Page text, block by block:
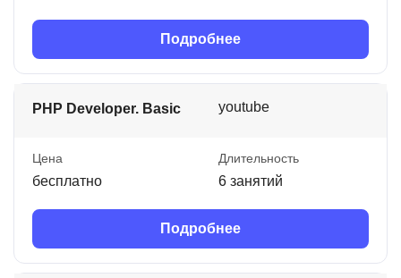
Подробнее
PHP Developer. Basic youtube
Цена
бесплатно
Длительность
6 занятий
Подробнее